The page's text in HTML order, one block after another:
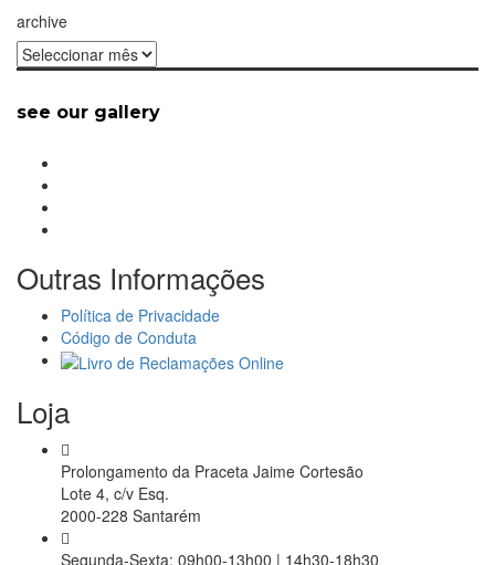
archive
archive
see our gallery
Outras Informações
Política de Privacidade
Código de Conduta
Loja
Prolongamento da Praceta Jaime Cortesão
Lote 4, c/v Esq.
2000-228 Santarém
Segunda-Sexta: 09h00-13h00 | 14h30-18h30